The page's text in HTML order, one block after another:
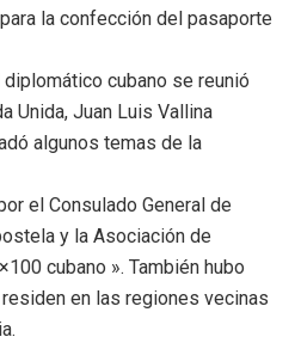
la confección del pasaporte
cubano se reunió
Unida, Juan Luis Vallina
algunos temas de la
el Consulado General de
y la Asociación de
cubano ». También hubo
en las regiones vecinas